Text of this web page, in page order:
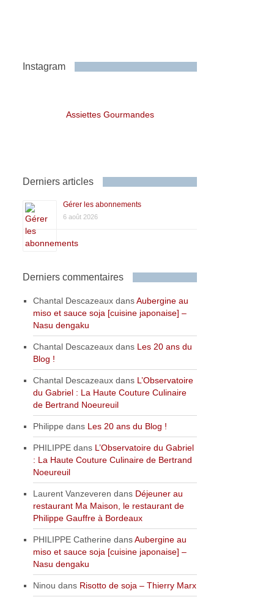
Instagram
Assiettes Gourmandes
Derniers articles
Gérer les abonnements
6 août 2026
Derniers commentaires
Chantal Descazeaux dansAubergine au
miso et sauce soja [cuisine japonaise] –
Nasu dengaku
Chantal Descazeaux dans Les 20 ans du
Blog !
Chantal Descazeaux dans L’Observatoire
du Gabriel : La Haute Couture Culinaire
de Bertrand Noeureuil
Philippe dans Les 20 ans du Blog !
PHILIPPE dans L’Observatoire du Gabriel
: La Haute Couture Culinaire de Bertrand
Noeureuil
Laurent Vanzeveren dans Déjeuner au
restaurant Ma Maison, le restaurant de
Philippe Gauffre à Bordeaux
PHILIPPE Catherine dansAubergine au
miso et sauce soja [cuisine japonaise] –
Nasu dengaku
Ninou dans Risotto de soja – Thierry Marx